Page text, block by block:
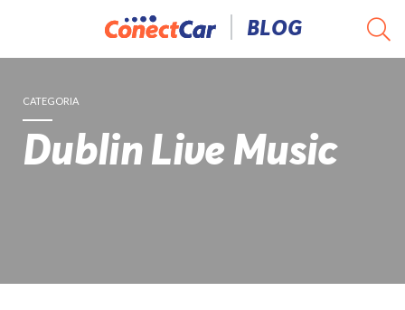
BLOG
CATEGORIA
Dublin Live Music